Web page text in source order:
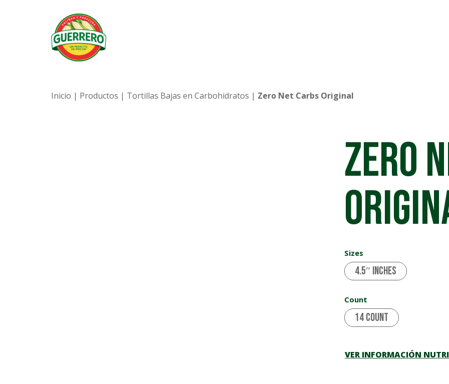
Inicio | Productos | Tortillas Bajas en Carbohidratos | Zero Net Carbs Original
Zero
Sizes
4.5″ inches
Count
14 Count
VER INFORMACIÓN